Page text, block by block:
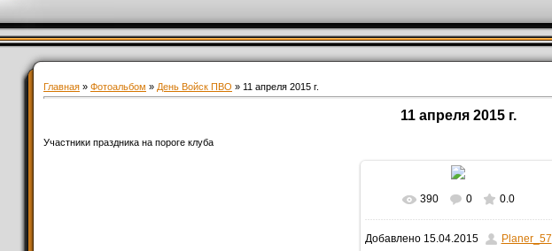
Главная » Фотоальбом » День Войск ПВО » 11 апреля 2015 г.
11 апреля 2015 г.
Участники праздника на пороге клуба
В реальном размере
1024x683/ 143.4Kb
390 0 0.0
Добавлено15.04.2015 Planer_57